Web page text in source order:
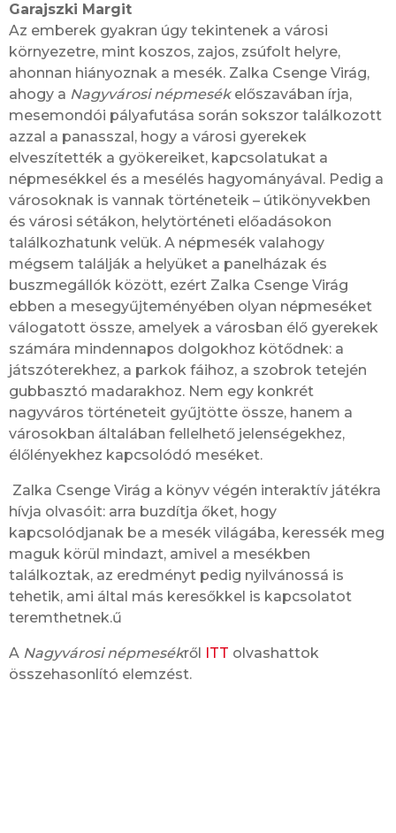
Garajszki Margit
Az emberek gyakran úgy tekintenek a városi
környezetre, mint koszos, zajos, zsúfolt helyre,
ahonnan hiányoznak a mesék. Zalka Csenge Virág,
ahogy a Nagyvárosi népmesékelőszavában írja,
mesemondói pályafutása során sokszor találkozott
azzal a panasszal, hogy a városi gyerekek
elveszítették a gyökereiket, kapcsolatukat a
népmesékkel és a mesélés hagyományával. Pedig a
városoknak is vannak történeteik – útikönyvekben
és városi sétákon, helytörténeti előadásokon
találkozhatunk velük. A népmesék valahogy
mégsem találják a helyüket a panelházak és
buszmegállók között, ezért Zalka Csenge Virág
ebben a mesegyűjteményében olyan népmeséket
válogatott össze, amelyek a városban élő gyerekek
számára mindennapos dolgokhoz kötődnek: a
játszóterekhez, a parkok fáihoz, a szobrok tetején
gubbasztó madarakhoz. Nem egy konkrét
nagyváros történeteit gyűjtötte össze, hanem a
városokban általában fellelhető jelenségekhez,
élőlényekhez kapcsolódó meséket.
Zalka Csenge Virág a könyv végén interaktív játékra
hívja olvasóit: arra buzdítja őket, hogy
kapcsolódjanak be a mesék világába, keressék meg
maguk körül mindazt, amivel a mesékben
találkoztak, az eredményt pedig nyilvánossá is
tehetik, ami által más keresőkkel is kapcsolatot
teremthetnek.ű
A Nagyvárosi népmesékről ITT olvashattok
összehasonlító elemzést.